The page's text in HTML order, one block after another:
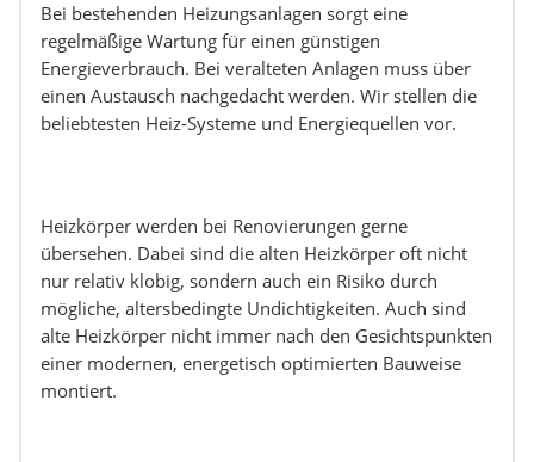
Bei bestehenden Heizungsanlagen sorgt eine
regelmäßige Wartung für einen günstigen
Energieverbrauch. Bei veralteten Anlagen muss über
einen Austausch nachgedacht werden. Wir stellen die
beliebtesten Heiz-Systeme und Energiequellen vor.
Heizkörper werden bei Renovierungen gerne
übersehen. Dabei sind die alten Heizkörper oft nicht
nur relativ klobig, sondern auch ein Risiko durch
mögliche, altersbedingte Undichtigkeiten. Auch sind
alte Heizkörper nicht immer nach den Gesichtspunkten
einer modernen, energetisch optimierten Bauweise
montiert.